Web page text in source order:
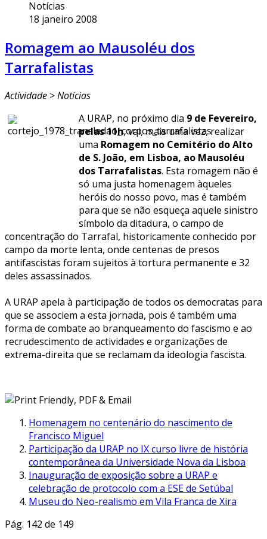
Notícias
18 janeiro 2008
Romagem ao Mausoléu dos
Tarrafalistas
Actividade > Notícias
A URAP, no próximo dia 9 de Fevereiro,
pelas 11h, vai, mais uma vez, realizar
uma Romagem no Cemitério do Alto
de S. João, em Lisboa, ao Mausoléu
dos Tarrafalistas. Esta romagem não é
só uma justa homenagem àqueles
heróis do nosso povo, mas é também
para que se não esqueça aquele sinistro
símbolo da ditadura, o campo de
concentração do Tarrafal, historicamente conhecido por
campo da morte lenta, onde centenas de presos
antifascistas foram sujeitos à tortura permanente e 32
deles assassinados.
A URAP apela à participação de todos os democratas para
que se associem a esta jornada, pois é também uma
forma de combate ao branqueamento do fascismo e ao
recrudescimento de actividades e organizações de
extrema-direita que se reclamam da ideologia fascista.
Homenagem no centenário do nascimento de
Francisco Miguel
Participação da URAP no IX curso livre de história
contemporânea da Universidade Nova da Lisboa
Inauguração de exposição sobre a URAP e
celebração de protocolo com a ESE de Setúbal
Museu do Neo-realismo em Vila Franca de Xira
Pág. 142 de 149